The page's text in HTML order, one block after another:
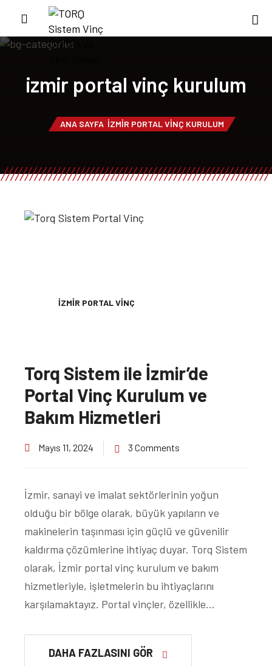
izmir portal vinç kurulum
ANA SAYFA IZMIR PORTAL VINÇ KURULUM
İZMIR PORTAL VINÇ
Torq Sistem ile İzmir’de
Portal Vinç Kurulum ve
Bakım Hizmetleri
Mayıs 11, 2024 3 Comments
İzmir, sanayi ve imalat sektörlerinin yoğun
olduğu bir bölge olarak, büyük yapıların ve
makinelerin taşınması için güçlü ve güvenilir
kaldırma çözümlerine ihtiyaç duyar. Torq Sistem
olarak, İzmir portal vinç kurulum ve bakım
hizmetleriyle, işletmelerin bu ihtiyaçlarını
karşılamaktayız. Portal vinçler, özellikle…
DAHA FAZLASINI GÖR